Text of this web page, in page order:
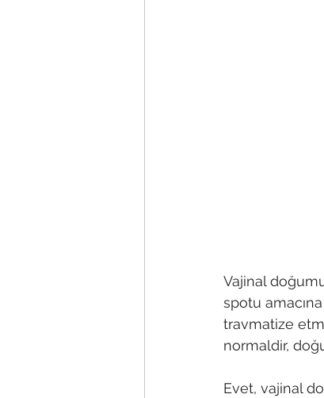
Vajinal
spotu
travmatize
normaldir,
Evet, vajinal